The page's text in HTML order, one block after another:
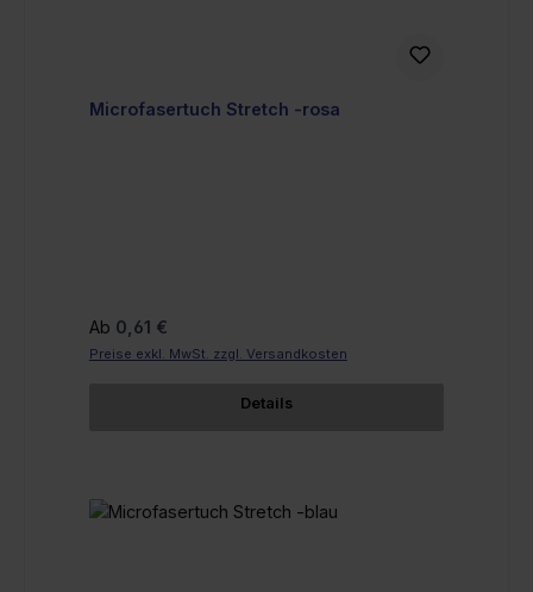
Microfasertuch Stretch -rosa
Regulärer Preis:
Ab 0,61 €
Preise exkl. MwSt. zzgl. Versandkosten
Details